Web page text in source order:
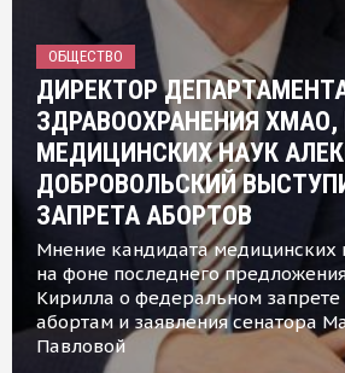
ОБЩЕСТВО
ДИРЕКТОР
ЗДРАВООХРАНЕНИЯ
МЕДИЦИНСКИХ НАУК
ДОБРОВОЛЬСКИЙ
ЗАПРЕТА АБОРТОВ
Мнение кандидата медицинских
на фоне последнего
Кирилла о федеральном запрете
абортам и заявления сенатора
Павловой